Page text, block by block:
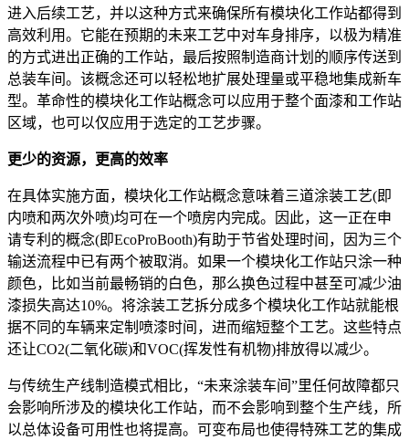
进入后续工艺，并以这种方式来确保所有模块化工作站都得到
高效利用。它能在预期的未来工艺中对车身排序，以极为精准
的方式进出正确的工作站，最后按照制造商计划的顺序传送到
总装车间。该概念还可以轻松地扩展处理量或平稳地集成新车
型。革命性的模块化工作站概念可以应用于整个面漆和工作站
区域，也可以仅应用于选定的工艺步骤。
更少的资源，更高的效率
在具体实施方面，模块化工作站概念意味着三道涂装工艺(即
内喷和两次外喷)均可在一个喷房内完成。因此，这一正在申
请专利的概念(即EcoProBooth)有助于节省处理时间，因为三个
输送流程中已有两个被取消。如果一个模块化工作站只涂一种
颜色，比如当前最畅销的白色，那么换色过程中甚至可减少油
漆损失高达10%。将涂装工艺拆分成多个模块化工作站就能根
据不同的车辆来定制喷漆时间，进而缩短整个工艺。这些特点
还让CO2(二氧化碳)和VOC(挥发性有机物)排放得以减少。
与传统生产线制造模式相比，“未来涂装车间”里任何故障都只
会影响所涉及的模块化工作站，而不会影响到整个生产线，所
以总体设备可用性也将提高。可变布局也使得特殊工艺的集成